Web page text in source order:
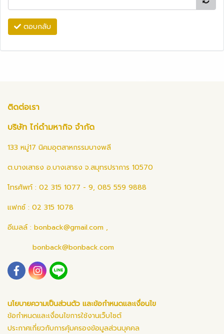
ตอบกลับ
ติดต่อเรา
บริษัท ไก่ดำมหากิจ จำกัด
133 หมู่17 นิคมอุตสาหกรรมบางพลี
ต.บางเสาธง อ.บางเสาธง จ.สมุทรปราการ 10570
โทรศัพท์ : 02 315 1077 - 9, 085 559 9888
แฟกซ์ : 02 315 1078
อีเมลล์ : bonback@gmail.com ,
bonback@bonback.com
นโยบายความเป็นส่วนตัว และข้อกำหนดและเงื่อนไข
ข้อกำหนดและเงื่อนไขการใช้งานเว็บไซต์
ประกาศเกี่ยวกับการคุ้มครองข้อมูลส่วนบุคคล